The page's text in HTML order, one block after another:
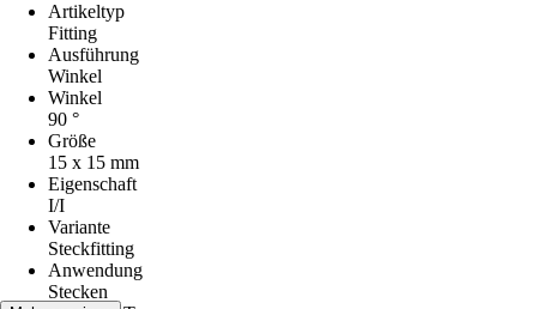
Artikeltyp
Fitting
Ausführung
Winkel
Winkel
90 °
Größe
15 x 15 mm
Eigenschaft
I/I
Variante
Steckfitting
Anwendung
Stecken